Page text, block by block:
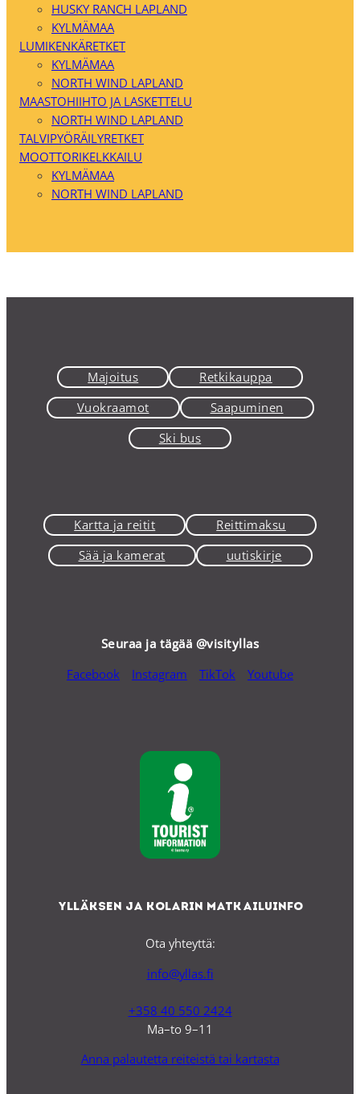
HUSKY RANCH LAPLAND
KYLMÄMAA
LUMIKENKÄRETKET
KYLMÄMAA
NORTH WIND LAPLAND
MAASTOHIIHTO JA LASKETTELU
NORTH WIND LAPLAND
TALVIPYÖRÄILYRETKET
MOOTTORIKELKKAILU
KYLMÄMAA
NORTH WIND LAPLAND
Majoitus
Retkikauppa
Vuokraamot
Saapuminen
Ski bus
Kartta ja reitit
Reittimaksu
Sää ja kamerat
uutiskirje
Seuraa ja tägää @visityllas
Facebook
Instagram TikTok Youtube
Ylläksen ja Kolarin matkailuinfo
Ota yhteyttä:
info@yllas.fi
+358 40 550 2424
Ma–to 9–11
Anna palautetta reiteistä tai kartasta